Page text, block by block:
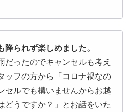
降られず楽しめました。
だったのでキャンセルも考え
ッフの方から「コロナ禍なの
セルでも構いませんからお越
どうですか？」とお話をいた